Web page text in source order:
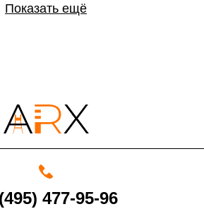
Показать ещё
477-95-96